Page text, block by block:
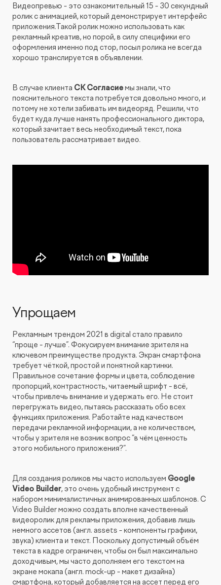
Видеопревью - это ознакомительный 15 - 30 секундный
ролик с анимацией, который демонстрирует интерфейс
приложения.Такой ролик можно использовать как
рекламный креатив, но порой, в силу специфики его
оформления именно под стор, посыл ролика не всегда
хорошо транслируется в объявлении.
В случае клиента СК Согласиемы знали, что
пояснительного текста потребуется довольно много, и
потому не хотели забивать им видеоряд. Решили, что
будет куда лучше нанять профессионального диктора,
который зачитает весь необходимый текст, пока
пользователь рассматривает видео.
Упрощаем
Рекламным трендом 2021 в digital стало правило
“проще - лучше”. Фокусируем внимание зрителя на
ключевом преимуществе продукта. Экран смартфона
требует чёткой, простой и понятной картинки.
Правильное сочетание формы и цвета, соблюдение
пропорций, контрастность, читаемый шрифт - всё,
чтобы привлечь внимание и удержать его. Не стоит
перегружать видео, пытаясь рассказать обо всех
функциях приложения. Работайте над качеством
передачи рекламной информации, а не количеством,
чтобы у зрителя не возник вопрос “в чём ценность
этого мобильного приложения?”.
Для создания роликов мы часто используем Google
Video Builder, это очень удобный инструмент с
набором минималистичных анимированных шаблонов. С
Video Builder можно создать вполне качественный
видеоролик для рекламы приложения, добавив лишь
немного ассетов (англ. assets - компоненты графики,
звука) клиента и текст. Поскольку допустимый объём
текста в кадре ограничен, чтобы он был максимально
доходчивым, мы часто дополняем его текстом на
экране мокапа (англ. mock-up - макет дизайна)
смартфона, который добавляется на ассет перед его